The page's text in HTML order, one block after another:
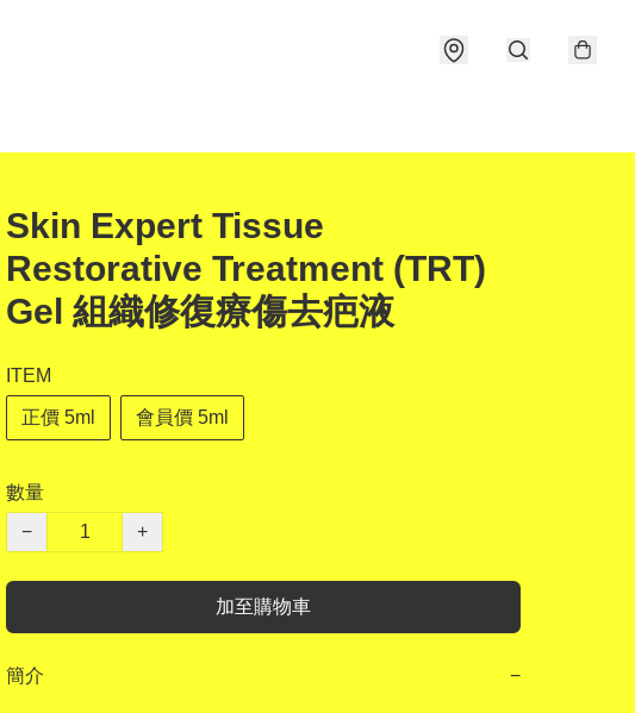
Skin Expert Tissue
Restorative Treatment (TRT)
Gel 組織修復療傷去疤液
ITEM
正價 5ml 會員價 5ml
數量
−
+
加至購物車
簡介 −